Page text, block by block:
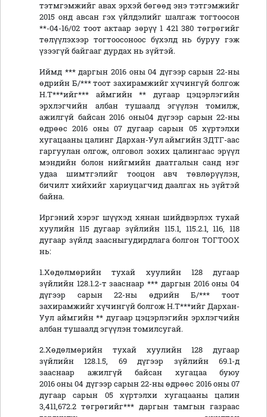
тэтмгэмжийг авах эрхэй бөгөөд энэ тэтгэмжийг
2015 онд авсан гэх үйлдэлийг шалгаж тогтоосон
**-04-16/02 тоот актаар зөрүү 1 421 380 төгрөгийг
төлүүлэхээр тогтоосоноос бүхэлд нь буруу гэж
үзээгүй байгааг дурдах нь зүйтэй.
Иймд *** даргын 2016 оны 04 дүгээр сарын 22-ны
өдрийн Б/*** тоот захирамжийг хүчингүй болгож
Н.Т***ийг*** аймгийн ** дугаар цэцэрлэгийн
эрхлэгчийн албан тушаалд эгүүлэн томилж,
ажилгүй байсан 2016 оны04 дүгээр сарын 22-ны
өдрөөс 2016 оны 07 дугаар сарын 05 хүртэлхи
хугацааны цалинг Дархан-Уул аймгийн ЗДТГ-аас
гаргуулан олгож, олговол зохих цалингаас эрүүл
мэндийн болон нийгмийн даатгалын санд нэг
удаа шимтгэлийг тооцон авч төвлөрүүлэн,
бичилт хийхийг хариуцагчид даалгах нь зүйтэй
байна.
Иргэний хэрэг шүүхэд хянан шийдвэрлэх тухай
хуулийн 115 дугаар зүйлийн 115.1, 115.2.1, 116, 118
дугаар зүйлд заасныгудирдлага болгон ТОГТООХ
нь:
1.Хөдөлмөрийн тухай хуулийн 128 дугаар
зүйлийн 128.1.2-т зааснаар *** даргын 2016 оны 04
дүгээр сарын 22-ны өдрийн Б/*** тоот
захирамжийг хүчингүй болгож Н.Т***ийг Дархан-
Уул аймгийн ** дугаар цэцэрлэгийн эрхлэгчийн
албан тушаалд эгүүлэн томилсугай.
2.Хөдөлмөрийн тухай хуулийн 128 дугаар
зүйлийн 128.1.5, 69 дүгээр зүйлийн 69.1-д
зааснаар ажилгүй байсан хугацаа буюу
2016 оны 04 дүгээр сарын 22-ны өдрөөс 2016 оны 07
дугаар сарын 05 хүртэлхи хугацааны цалин
3,411,672.2 төгрөгийг*** даргын тамгын газраас